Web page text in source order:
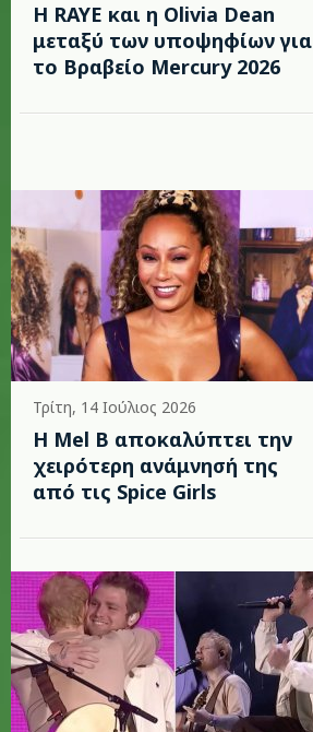
Η RAYE και η Olivia Dean
μεταξύ των υποψηφίων για
το Βραβείο Mercury 2026
Τρίτη, 14 Ιούλιος 2026
Η Mel B αποκαλύπτει την
χειρότερη ανάμνησή της
από τις Spice Girls